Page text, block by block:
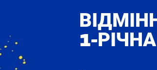
1-